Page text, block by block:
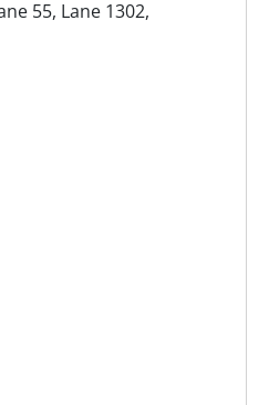
55, Lane 1302,